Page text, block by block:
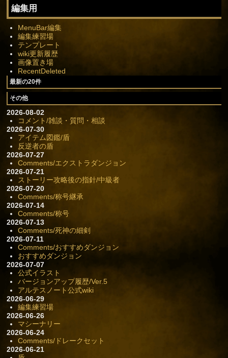
編集用
MenuBar編集
編集練習場
テンプレート
wiki更新履歴
画像置き場
RecentDeleted
最新の20件
その他
2026-08-02
コメント/雑談・質問・相談
2026-07-30
アイテム図鑑/盾
反逆者の盾
2026-07-27
Comments/エクストラダンジョン
2026-07-21
ストーリー攻略後の指針/中級者
2026-07-20
Comments/称号継承
2026-07-14
Comments/称号
2026-07-13
Comments/死神の細剣
2026-07-11
Comments/おすすめダンジョン
おすすめダンジョン
2026-07-07
公式イラスト
バージョンアップ履歴/Ver.5
アルテスノート公式wiki
2026-06-29
編集練習場
2026-06-26
マシーナリー
2026-06-24
Comments/ドレークセット
2026-06-21